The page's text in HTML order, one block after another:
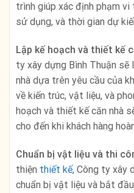
trình giúp xác định phạm
sử dụng, và thời gian dự
Lập kế hoạch và thiết kế
ty xây dựng Bình Thuận sẽ
nhà dựa trên yêu cầu của
về kiến trúc, vật liệu, và
hoạch và thiết kế căn nhà
cho đến khi khách hàng
Chuẩn bị vật liệu và thi
thiện thiết kế, Công ty xây
chuẩn bị vật liệu và bắt